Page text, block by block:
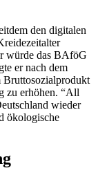
den digitalen
würde das BAföG
er nach dem
Bruttosozialprodukt
zu erhöhen. “All
wieder
ökologische